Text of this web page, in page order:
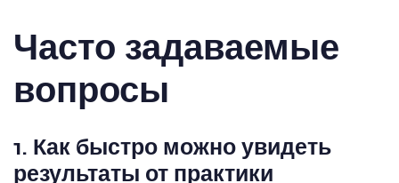
Часто задаваемые
вопросы
1. Как быстро можно увидеть
результаты от практики